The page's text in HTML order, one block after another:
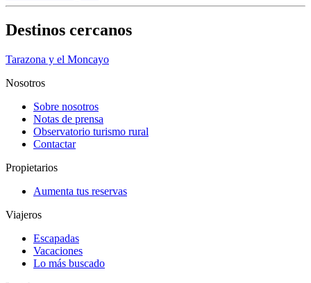
Destinos cercanos
Tarazona y el Moncayo
Nosotros
Sobre nosotros
Notas de prensa
Observatorio turismo rural
Contactar
Propietarios
Aumenta tus reservas
Viajeros
Escapadas
Vacaciones
Lo más buscado